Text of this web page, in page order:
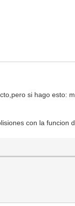
si hago esto:
con la funcion